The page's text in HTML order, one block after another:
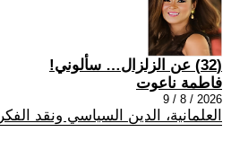
(32) عن الزلزال… سألوني!
فاطمة ناعوت
2026 / 8 / 9
العلمانية، الدين السياسي ونقد